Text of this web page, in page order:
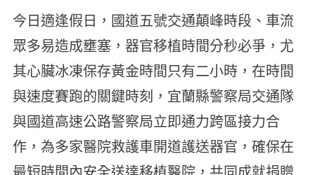
今日適逢假日，國道五號交通顛峰時段、車流
眾多易造成壅塞，器官移植時間分秒必爭，尤
其心臟冰凍保存黃金時間只有二小時，在時間
與速度賽跑的關鍵時刻，宜蘭縣警察局交通隊
與國道高速公路警察局立即通力跨區接力合
作，為多家醫院救護車開道護送器官，確保在